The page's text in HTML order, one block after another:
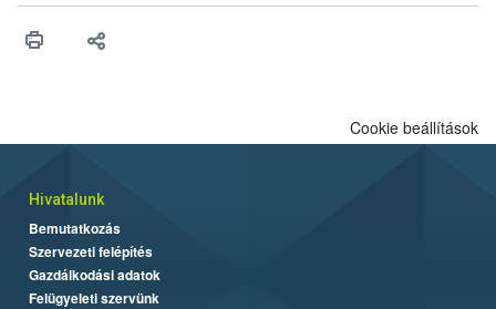
Cookie beállítások
Hivatalunk
Bemutatkozás
Szervezeti felépítés
Gazdálkodási adatok
Felügyeleti szervünk